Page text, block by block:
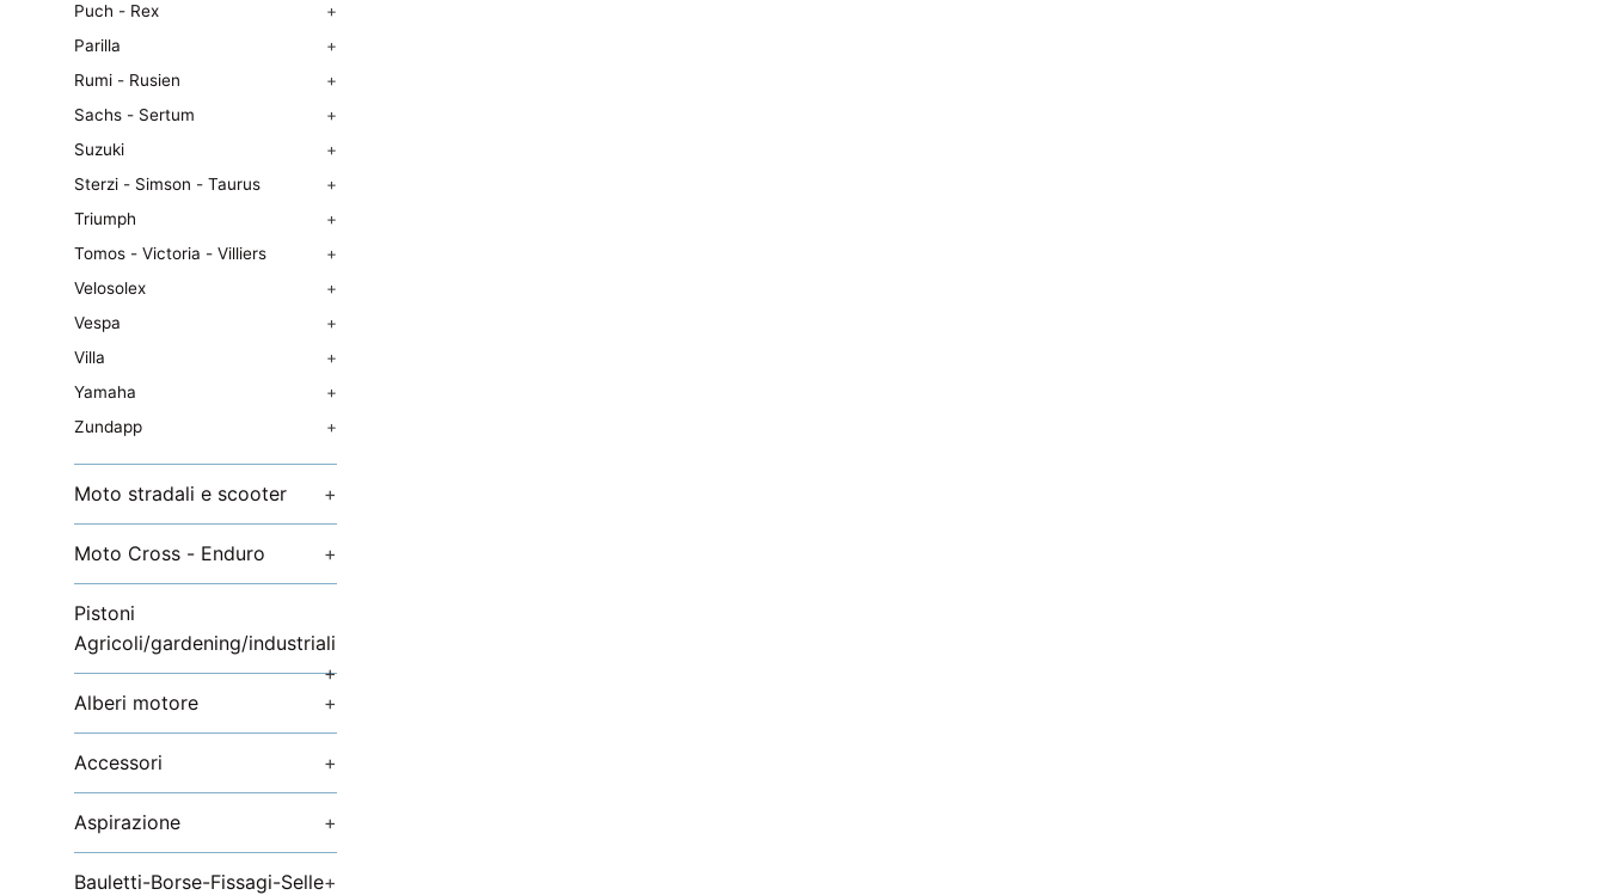
Puch - Rex
+
Parilla
+
Rumi - Rusien
+
Sachs - Sertum
+
Suzuki
+
Sterzi - Simson - Taurus
+
Triumph
+
Tomos - Victoria - Villiers
+
Velosolex
+
Vespa
+
Villa
+
Yamaha
+
Zundapp
+
Moto stradali e scooter +
Moto Cross - Enduro +
Pistoni
Agricoli/gardening/industriali
+
Alberi motore
+
Accessori +
Aspirazione +
Bauletti-Borse-Fissagi-Selle+